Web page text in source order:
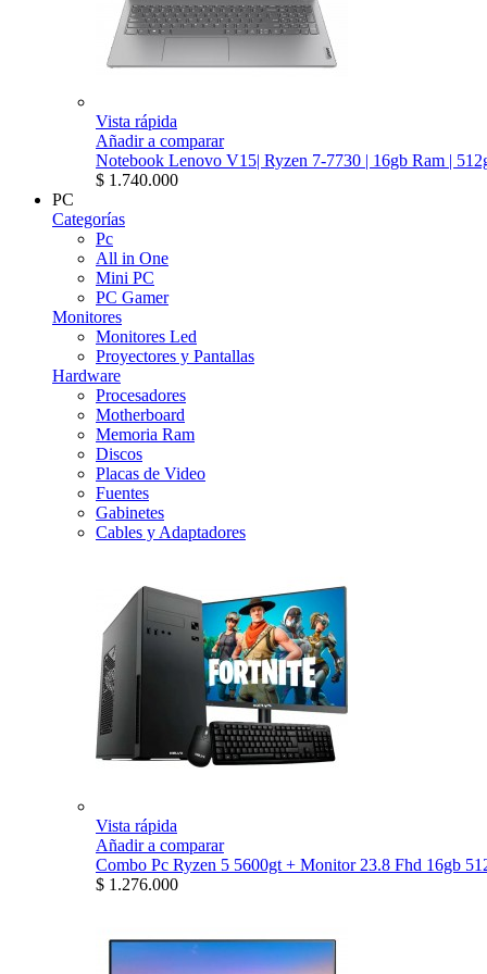
Vista rápida
Añadir a comparar
Notebook Lenovo V15| Ryzen 7-7730 | 16gb Ram |
$ 1.740.000
PC
Categorías
Pc
All in One
Mini PC
PC Gamer
Monitores
Monitores Led
Proyectores y Pantallas
Hardware
Procesadores
Motherboard
Memoria Ram
Discos
Placas de Video
Fuentes
Gabinetes
Cables y Adaptadores
Vista rápida
Añadir a comparar
Combo Pc Ryzen 5 5600gt + Monitor 23.8 Fhd 16gb
$ 1.276.000